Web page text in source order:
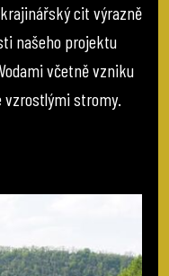
cit výrazně
našeho projektu
včetně vzniku
stromy.